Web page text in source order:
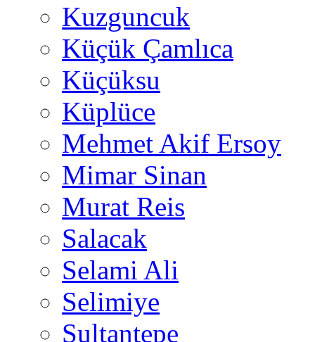
Kuzguncuk
Küçük Çamlıca
Küçüksu
Küplüce
Mehmet Akif Ersoy
Mimar Sinan
Murat Reis
Salacak
Selami Ali
Selimiye
Sultantepe